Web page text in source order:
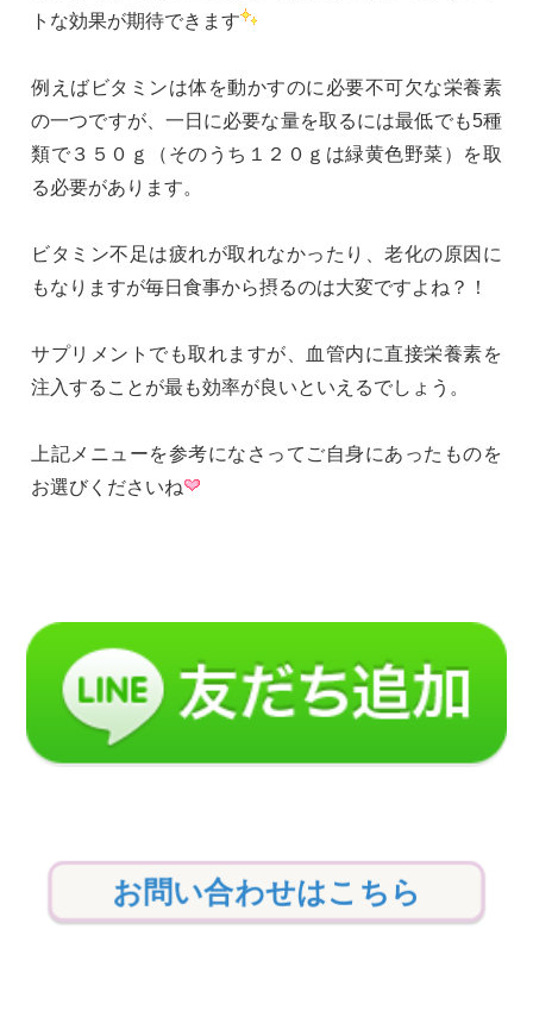
トな効果が期待できます
例えばビタミンは体を動かすのに必要不可欠な栄養素
の一つですが、一日に必要な量を取るには最低でも5種
類で３５０ｇ（そのうち１２０ｇは緑黄色野菜）を取
る必要があります。
ビタミン不足は疲れが取れなかったり、老化の原因に
もなりますが毎日食事から摂るのは大変ですよね？！
サプリメントでも取れますが、血管内に直接栄養素を
注入することが最も効率が良いといえるでしょう。
上記メニューを参考になさってご自身にあったものを
お選びくださいね
お問い合わせはこちら